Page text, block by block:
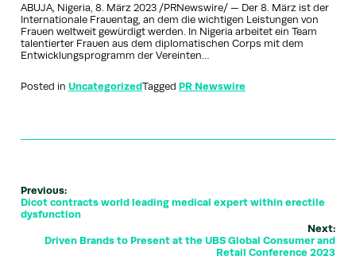
ABUJA, Nigeria, 8. März 2023 /PRNewswire/ — Der 8. März ist der
Internationale Frauentag, an dem die wichtigen Leistungen von
Frauen weltweit gewürdigt werden. In Nigeria arbeitet ein Team
talentierter Frauen aus dem diplomatischen Corps mit dem
Entwicklungsprogramm der Vereinten…
Posted in UncategorizedTagged PR Newswire
Previous:
Dicot contracts world leading medical expert within erectile
dysfunction
Next:
Driven Brands to Present at the UBS Global Consumer and
Retail Conference 2023